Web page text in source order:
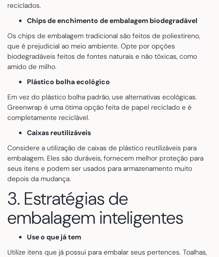
reciclados.
Chips de enchimento de embalagem biodegradável
Os chips de embalagem tradicional são feitos de poliestireno,
que é prejudicial ao meio ambiente. Opte por opções
biodegradáveis feitos de fontes naturais e não tóxicas, como
amido de milho.
Plástico bolha ecológico
Em vez do plástico bolha padrão, use alternativas ecológicas.
Greenwrap é uma ótima opção feita de papel reciclado e é
completamente reciclável.
Caixas reutilizáveis
Considere a utilização de caixas de plástico reutilizáveis para
embalagem. Eles são duráveis, fornecem melhor proteção para
seus itens e podem ser usados para armazenamento muito
depois da mudança.
3. Estratégias de
embalagem inteligentes
Use o que já tem
Utilize itens que já possui para embalar seus pertences. Toalhas,